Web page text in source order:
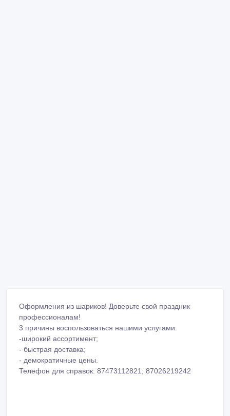
Оформления из шариков! Доверьте свой праздник
профессионалам!
3 причины воспользоваться нашими услугами:
-широкий ассортимент;
- быстрая доставка;
- демократичные цены.
Телефон для справок: 87473112821; 87026219242